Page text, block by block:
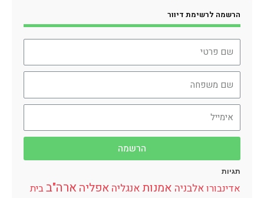
הרשמה לרשימת דיוור
הרשמה
תגיות
אדינבורואלבניה אמנות אנגליה אפליה ארה"בבית